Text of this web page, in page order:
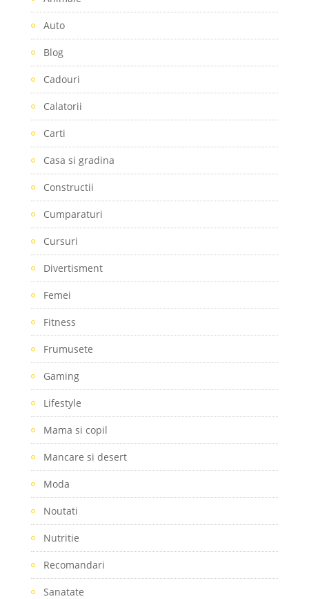
Auto
Blog
Cadouri
Calatorii
Carti
Casa si gradina
Constructii
Cumparaturi
Cursuri
Divertisment
Femei
Fitness
Frumusete
Gaming
Lifestyle
Mama si copil
Mancare si desert
Moda
Noutati
Nutritie
Recomandari
Sanatate